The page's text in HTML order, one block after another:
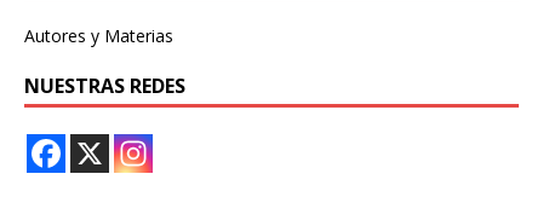
Autores y Materias
NUESTRAS REDES